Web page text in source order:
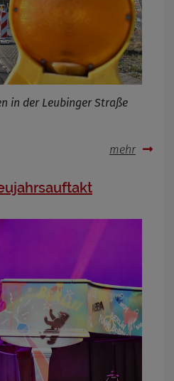
in der Leubinger Straße
mehr